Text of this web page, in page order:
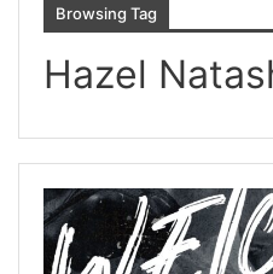
Browsing Tag
Hazel